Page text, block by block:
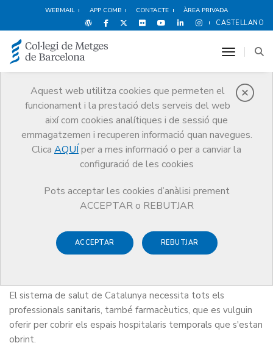
WEBMAIL APP COMB CONTACTE ÀREA PRIVADA
CASTELLANO
Aquest web utilitza cookies que permeten el
funcionament i la prestació dels serveis del web
així com cookies analítiques i de sessió que
emmagatzemen i recuperen informació quan navegues.
Clica AQUÍ per a mes informació o per a canviar la
configuració de les cookies
Pots acceptar les cookies d’anàlisi prement
ACCEPTAR o REBUTJAR
ACCEPTAR REBUTJAR
toggle
Notícies
Crida de professionals
Crida de professionals
El sistema de salut de Catalunya necessita tots els
professionals sanitaris, també farmacèutics, que es vulguin
oferir per cobrir els espais hospitalaris temporals que s'estan
obrint.